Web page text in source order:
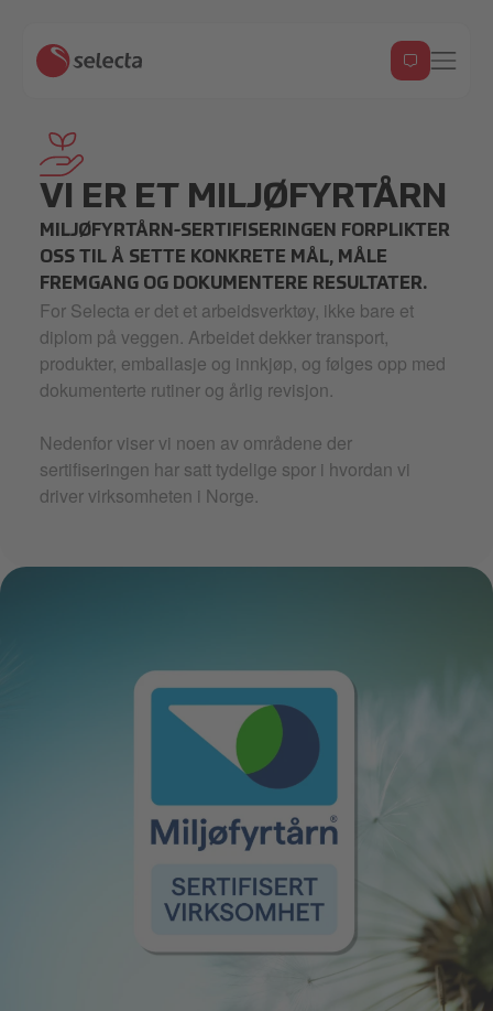
hand-holding-seeding_7653247 2 2.svg
VI ER ET MILJØFYRTÅRN
MILJØFYRTÅRN-SERTIFISERINGEN FORPLIKTER
OSS TIL Å SETTE KONKRETE MÅL, MÅLE
FREMGANG OG DOKUMENTERE RESULTATER.
For Selecta er det et arbeidsverktøy, ikke bare et
diplom på veggen. Arbeidet dekker transport,
produkter, emballasje og innkjøp, og følges opp med
dokumenterte rutiner og årlig revisjon.
Nedenfor viser vi noen av områdene der
sertifiseringen har satt tydelige spor i hvordan vi
driver virksomheten i Norge.